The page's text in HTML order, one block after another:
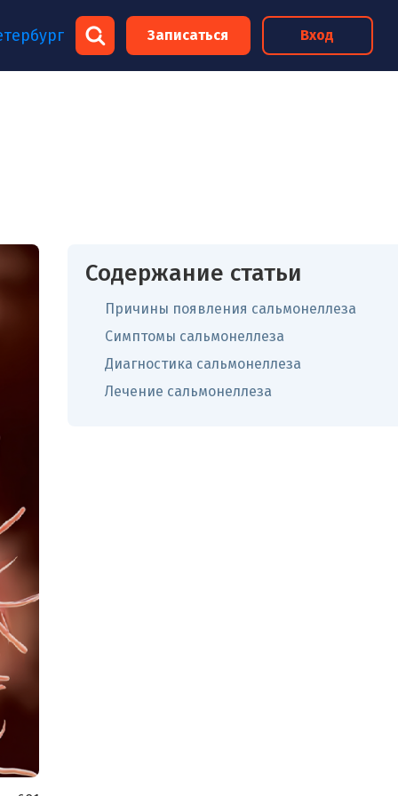
Записаться Вход
Содержание статьи
Причины появления сальмонеллеза
Симптомы сальмонеллеза
Диагностика сальмонеллеза
Лечение сальмонеллеза
×